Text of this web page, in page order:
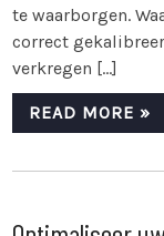
te waarborgen.
correct
verkregen […]
READ MORE »